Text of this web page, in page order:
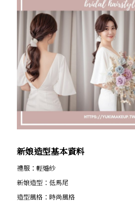
新娘造型基本資料
禮服：輕婚紗
新娘造型：低馬尾
造型風格：時尚風格